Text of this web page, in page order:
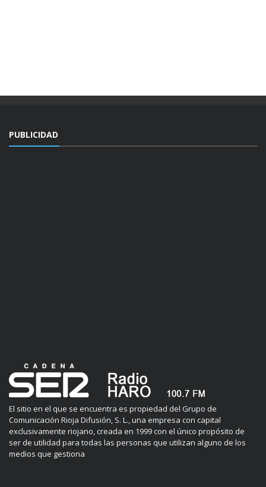
PUBLICIDAD
El sitio en el que se encuentra es propiedad del Grupo de
Comunicación Rioja Difusión, S. L., una empresa con capital
exclusivamente riojano, creada en 1999 con el único propósito de
ser de utilidad para todas las personas que utilizan alguno de los
medios que gestiona